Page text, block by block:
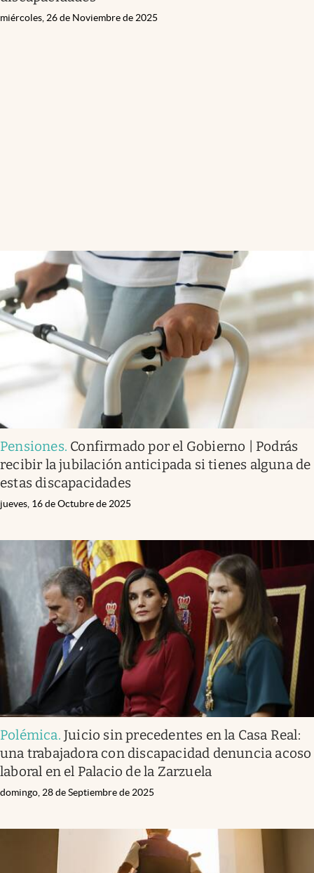
miércoles, 26 de Noviembre de 2025
Pensiones. Confirmado por el Gobierno | Podrás
recibir la jubilación anticipada si tienes alguna de
estas discapacidades
jueves, 16 de Octubre de 2025
Polémica.Juicio sin precedentes en la Casa Real:
una trabajadora con discapacidad denuncia acoso
laboral en el Palacio de la Zarzuela
domingo, 28 de Septiembre de 2025